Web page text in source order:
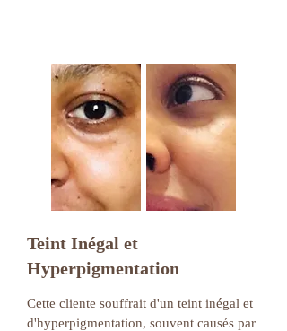
Teint Inégal et
Hyperpigmentation
Cette cliente souffrait d'un teint inégal et
d'hyperpigmentation, souvent causés par